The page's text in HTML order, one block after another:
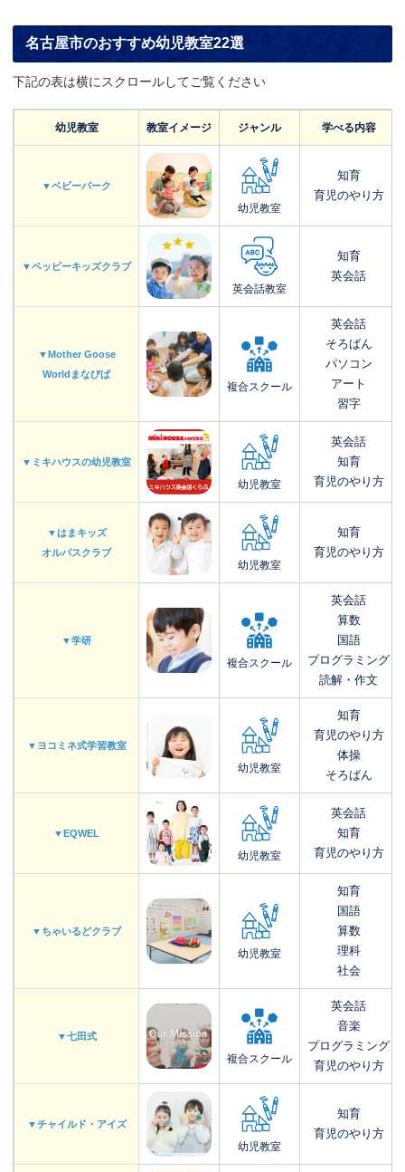
名古屋市のおすすめ幼児教室22選
下記の表は横にスクロールしてご覧ください
幼児教室 教室イメージ ジャンル 学べる内容
▼ベビーパーク
幼児教室
知育
育児のやり方
▼ペッピーキッズクラブ
英会話教室
知育
英会話
▼Mother Goose
Worldまなびば
複合スクール
英会話
そろばん
パソコン
アート
習字
▼ミキハウスの幼児教室
幼児教室
英会話
知育
育児のやり方
▼はまキッズ
オルパスクラブ
幼児教室
知育
育児のやり方
▼学研
複合スクール
英会話
算数
国語
プログラミング
読解・作文
▼ヨコミネ式学習教室
幼児教室
知育
育児のやり方
体操
そろばん
▼EQWEL
幼児教室
英会話
知育
育児のやり方
▼ちゃいるどクラブ
幼児教室
知育
国語
算数
理科
社会
▼七田式
複合スクール
英会話
音楽
プログラミング
育児のやり方
▼チャイルド・アイズ
幼児教室
知育
育児のやり方